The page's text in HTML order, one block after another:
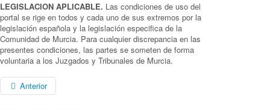
LEGISLACION APLICABLE. Las condiciones de uso del
portal se rige en todos y cada uno de sus extremos por la
legislación española y la legislación especifica de la
Comunidad de Murcia. Para cualquier discrepancia en las
presentes condiciones, las partes se someten de forma
voluntaria a los Juzgados y Tribunales de Murcia.
Anterior